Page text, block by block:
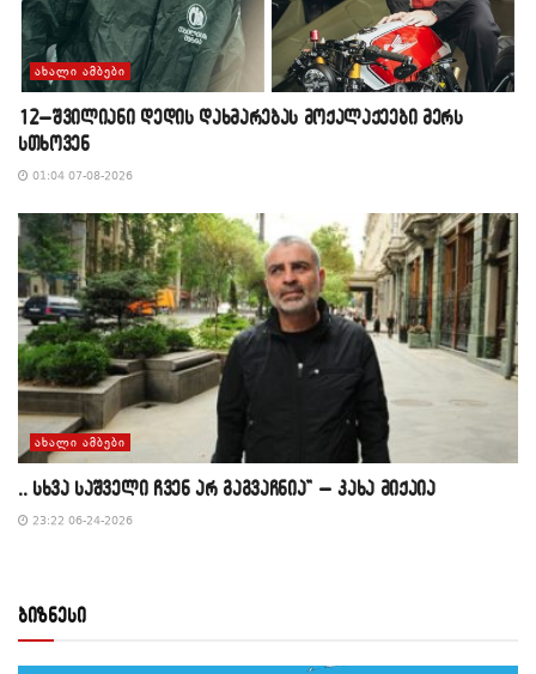
ᲐᲮᲐᲚᲘ ᲐᲛᲑᲔᲑᲘ
12–შვილიანი დედის დახმარებას მოქალაქეები მერს
სთხოვენ
01:04 07-08-2026
ᲐᲮᲐᲚᲘ ᲐᲛᲑᲔᲑᲘ
,, სხვა საშველი ჩვენ არ გაგვაჩნია” – კახა მიქაია
23:22 06-24-2026
ბიზნესი